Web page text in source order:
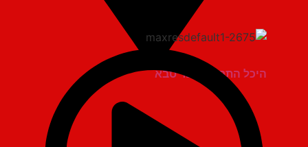
היכל התרבות כפר סבא